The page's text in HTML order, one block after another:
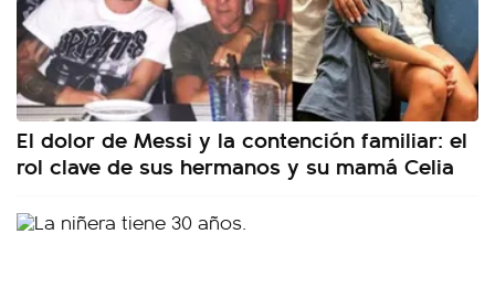
El dolor de Messi y la contención familiar: el
rol clave de sus hermanos y su mamá Celia